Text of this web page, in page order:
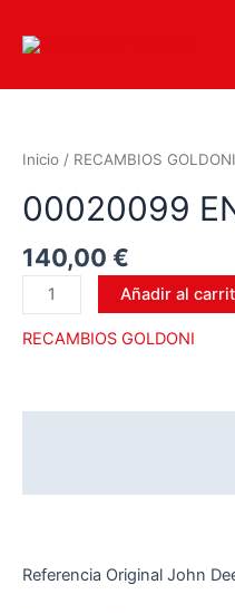
Inicio / RECAMBIOS GOLDONI
00020099
140,00 €
Añadir al
RECAMBIOS GOLDONI
Referencia Original John